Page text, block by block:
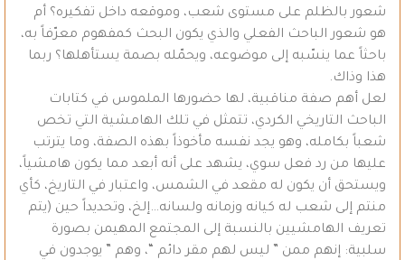
شعور بالظلم على مستوى شعب، وموقعه داخل تفكيره؟ أم
هو شعور الباحث الفعلي والذي يكون البحث كمفهوم معرّفاً به،
باحثاً عما ينسّبه إلى موضوعه، ويحمّله بصمة يستأهلها؟ ربما
هذا وذاك.
لعل أهم صفة مناقبية، لها حضورها الملموس في كتابات
الباحث التاريخي الكردي، تتمثل في تلك الهامشية التي تخص
شعباً بكامله، وهو يجد نفسه مأخوذاً بهذه الصفة، وما يترتب
عليها من رد فعل سوي، يشهد على أنه أبعد مما يكون هامشياً،
ويستحق أن يكون له مقعد في الشمس، واعتبار في التاريخ، كأي
منتم إلى شعب له كيانه وزمانه ولسانه…إلخ، وتحديداً حين (يتم
تعريف الهامشيين بالنسبة إلى المجتمع المهيمن بصورة
سلبية: إنهم ممن ” ليس لهم مقر دائم “، وهم ” يوجدون في